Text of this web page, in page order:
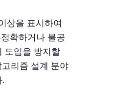
상을 표시하여
확하거나 불공
도입을 방지할
리즘 설계 분야
.